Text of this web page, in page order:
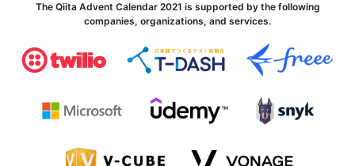
The Qiita Advent Calendar 2021 is supported by the following
companies, organizations, and services.